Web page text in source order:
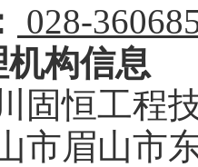
028-
机构信息
固恒工程
市眉山市